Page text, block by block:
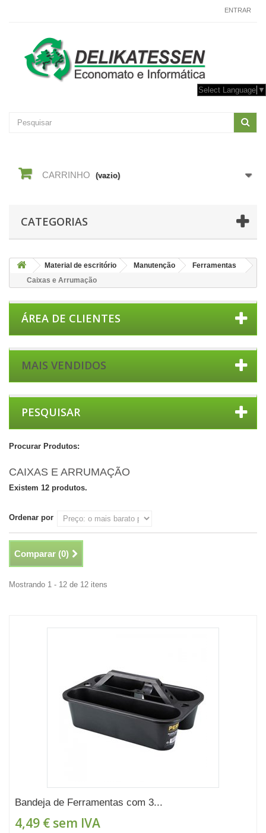
ENTRAR
Select Language ▼
CARRINHO (vazio)
CATEGORIAS
Material de escritório Manutenção
Ferramentas
Caixas e Arrumação
ÁREA DE CLIENTES
MAIS VENDIDOS
PESQUISAR
Procurar Produtos:
CAIXAS E ARRUMAÇÃO
Existem 12 produtos.
Ordenar por
Comparar (0)
Mostrando 1 - 12 de 12 itens
Bandeja de Ferramentas com 3...
4,49 € sem IVA